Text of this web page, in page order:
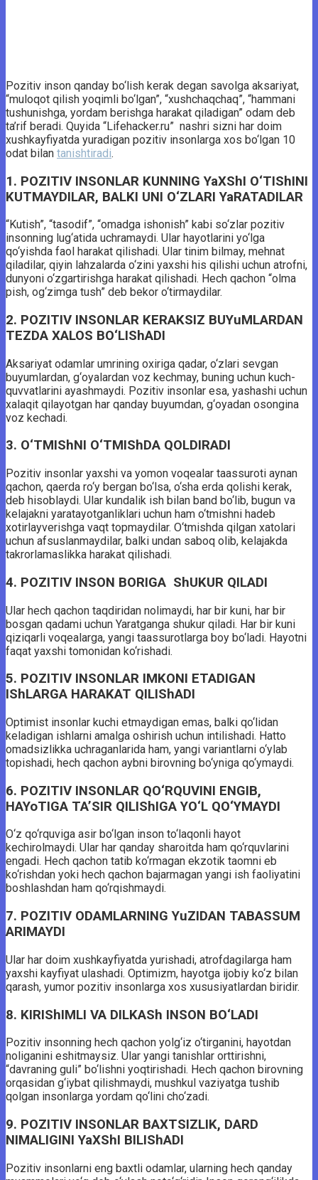
Pozitiv inson qanday bo‘lish kerak degan savolga aksariyat,
“muloqot qilish yoqimli bo‘lgan”, “xushchaqchaq”, “hammani
tushunishga, yordam berishga harakat qiladigan” odam deb
ta’rif beradi. Quyida “Lifehacker.ru” nashri sizni har doim
xushkayfiyatda yuradigan pozitiv insonlarga xos bo‘lgan 10
odat bilan tanishtiradi.
1. POZITIV INSONLAR KUNNING YaXShI O‘TIShINI
KUTMAYDILAR, BALKI UNI O‘ZLARI YaRATADILAR
“Kutish”, “tasodif”, “omadga ishonish” kabi so‘zlar pozitiv
insonning lug‘atida uchramaydi. Ular hayotlarini yo‘lga
qo‘yishda faol harakat qilishadi. Ular tinim bilmay, mehnat
qiladilar, qiyin lahzalarda o‘zini yaxshi his qilishi uchun atrofni,
dunyoni o‘zgartirishga harakat qilishadi. Hech qachon “olma
pish, og‘zimga tush” deb bekor o‘tirmaydilar.
2. POZITIV INSONLAR KERAKSIZ BUYuMLARDAN
TEZDA XALOS BO‘LIShADI
Aksariyat odamlar umrining oxiriga qadar, o‘zlari sevgan
buyumlardan, g‘oyalardan voz kechmay, buning uchun kuch-
quvvatlarini ayashmaydi. Pozitiv insonlar esa, yashashi uchun
xalaqit qilayotgan har qanday buyumdan, g‘oyadan osongina
voz kechadi.
3. O‘TMIShNI O‘TMIShDA QOLDIRADI
Pozitiv insonlar yaxshi va yomon voqealar taassuroti aynan
qachon, qaerda ro‘y bergan bo‘lsa, o‘sha erda qolishi kerak,
deb hisoblaydi. Ular kundalik ish bilan band bo‘lib, bugun va
kelajakni yaratayotganliklari uchun ham o‘tmishni hadeb
xotirlayverishga vaqt topmaydilar. O‘tmishda qilgan xatolari
uchun afsuslanmaydilar, balki undan saboq olib, kelajakda
takrorlamaslikka harakat qilishadi.
4. POZITIV INSON BORIGA ShUKUR QILADI
Ular hech qachon taqdiridan nolimaydi, har bir kuni, har bir
bosgan qadami uchun Yaratganga shukur qiladi. Har bir kuni
qiziqarli voqealarga, yangi taassurotlarga boy bo‘ladi. Hayotni
faqat yaxshi tomonidan ko‘rishadi.
5. POZITIV INSONLAR IMKONI ETADIGAN
IShLARGA HARAKAT QILIShADI
Optimist insonlar kuchi etmaydigan emas, balki qo‘lidan
keladigan ishlarni amalga oshirish uchun intilishadi. Hatto
omadsizlikka uchraganlarida ham, yangi variantlarni o‘ylab
topishadi, hech qachon aybni birovning bo‘yniga qo‘ymaydi.
6. POZITIV INSONLAR QO‘RQUVINI ENGIB,
HAYoTIGA TA’SIR QILIShIGA YO‘L QO‘YMAYDI
O‘z qo‘rquviga asir bo‘lgan inson to‘laqonli hayot
kechirolmaydi. Ular har qanday sharoitda ham qo‘rquvlarini
engadi. Hech qachon tatib ko‘rmagan ekzotik taomni eb
ko‘rishdan yoki hech qachon bajarmagan yangi ish faoliyatini
boshlashdan ham qo‘rqishmaydi.
7. POZITIV ODAMLARNING YuZIDAN TABASSUM
ARIMAYDI
Ular har doim xushkayfiyatda yurishadi, atrofdagilarga ham
yaxshi kayfiyat ulashadi. Optimizm, hayotga ijobiy ko‘z bilan
qarash, yumor pozitiv insonlarga xos xususiyatlardan biridir.
8. KIRIShIMLI VA DILKASh INSON BO‘LADI
Pozitiv insonning hech qachon yolg‘iz o‘tirganini, hayotdan
noliganini eshitmaysiz. Ular yangi tanishlar orttirishni,
“davraning guli” bo‘lishni yoqtirishadi. Hech qachon birovning
orqasidan g‘iybat qilishmaydi, mushkul vaziyatga tushib
qolgan insonlarga yordam qo‘lini cho‘zadi.
9. POZITIV INSONLAR BAXTSIZLIK, DARD
NIMALIGINI YaXShI BILIShADI
Pozitiv insonlarni eng baxtli odamlar, ularning hech qanday